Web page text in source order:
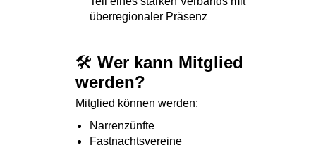
überregionaler Präsenz
🛠️ Wer kann Mitglied
werden?
Mitglied können werden:
Narrenzünfte
Fastnachtsvereine